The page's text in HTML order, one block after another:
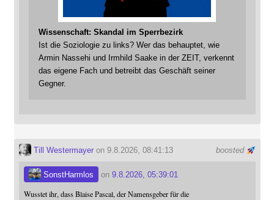
Wissenschaft: Skandal im Sperrbezirk
Ist die Soziologie zu links? Wer das behauptet, wie
Armin Nassehi und Irmhild Saake in der ZEIT, verkennt
das eigene Fach und betreibt das Geschäft seiner
Gegner.
boosted
Till Westermayeron 9.8.2026, 08:41:13
SonstHarmlos on 9.8.2026, 05:39:01
Wusstet ihr, dass Blaise Pascal, der Namensgeber für die